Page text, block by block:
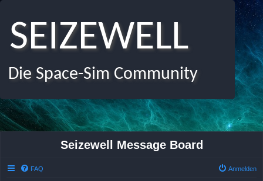
SEIZEWELL
Die Space-Sim Community
Seizewell Message Board
FAQ Anmelden